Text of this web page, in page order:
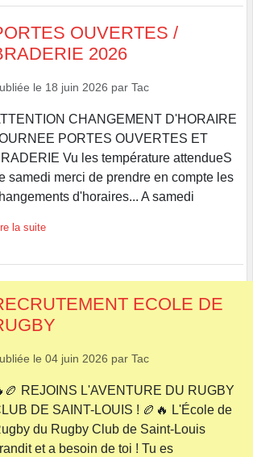
OUVERTES /
2026
le 18 juin 2026 par Tac
CHANGEMENT D'HORAIRE
PORTES OUVERTES ET
Vu les température attendueS
samedi merci de prendre en compte les
d'horaires... A samedi
la suite
ECOLE DE
le 04 juin 2026 par Tac
REJOINS L'AVENTURE DU RUGBY
DE SAINT-LOUIS ! 🏉🔥 L'École de
du Rugby Club de Saint-Louis
et a besoin de toi ! Tu es